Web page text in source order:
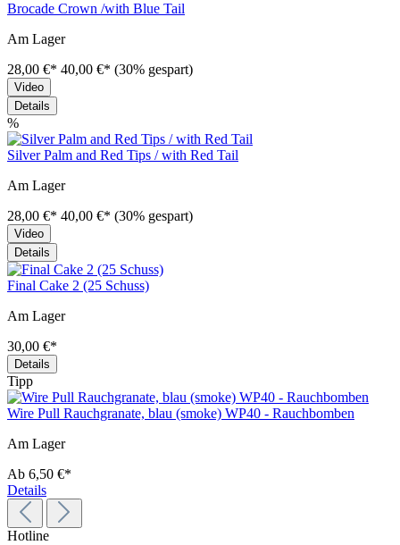
Brocade Crown /with Blue Tail
Am Lager
28,00 €* 40,00 €* (30% gespart)
Video
Details
%
Silver Palm and Red Tips / with Red Tail
Am Lager
28,00 €* 40,00 €* (30% gespart)
Video
Details
Final Cake 2 (25 Schuss)
Am Lager
30,00 €*
Details
Tipp
Wire Pull Rauchgranate, blau (smoke) WP40 - Rauchbomben
Am Lager
Ab 6,50 €*
Details
Hotline